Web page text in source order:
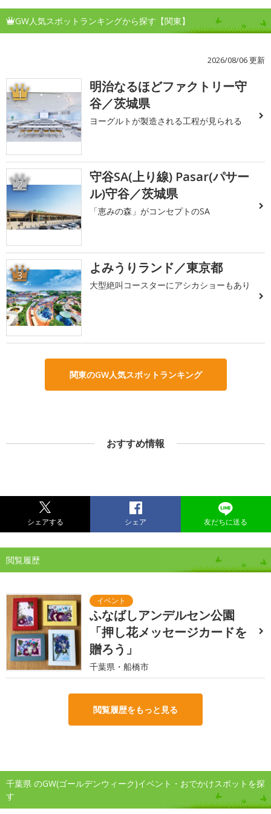
GW人気スポットランキングから探す【関東】
2026/08/06 更新
1
明治なるほどファクトリー守
谷／茨城県
ヨーグルトが製造される工程が見られる
2
守谷SA(上り線) Pasar(パサー
ル)守谷／茨城県
「恵みの森」がコンセプトのSA
3 よみうりランド／東京都
大型絶叫コースターにアシカショーもあり
関東のGW人気スポットランキング
おすすめ情報
シェアする シェア 友だちに送る
閲覧履歴
ふなばしアンデルセン公園
「押し花メッセージカードを
贈ろう」
千葉県・船橋市
閲覧履歴をもっと見る
千葉県 のGW(ゴールデンウィーク)イベント・おでかけスポットを探
す